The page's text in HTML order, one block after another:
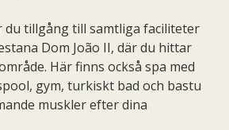
du tillgång till samtliga faciliteter
Dom João II, där du hittar
Här finns också spa med
gym, turkiskt bad och bastu
muskler efter dina